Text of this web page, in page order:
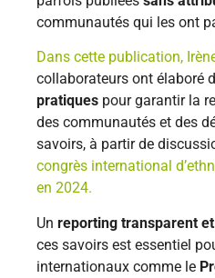
communautés qui les ont
Dans cette publication,
collaborateurs ont élaboré
pratiques pour garantir la
des communautés et des
savoirs, à partir de
congrès international
en 2024.
Un reporting transparent
ces savoirs est essentiel
internationaux comme le